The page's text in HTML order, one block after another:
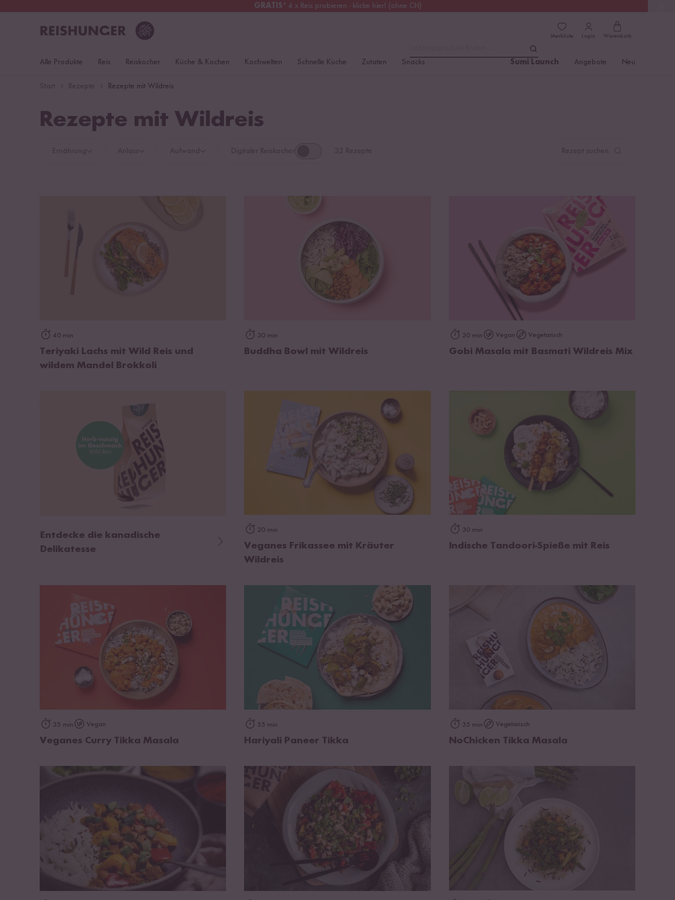
GRATIS* 4 x Reis probieren - klicke hier! (ohne CH)
Kostenloser Versand
Merkliste Login Warenkorb
Alle Produkte Reis Reiskocher Küche & Kochen Kochwelten Schnelle Küche Zutaten Snacks Sumi Launch Angebote Neu
Rezepte mit Wildreis
Rezepte mit Wildreis
40 min
Teriyaki Lachs mit Wild Reis und
wildem Mandel Brokkoli
30 min
Buddha Bowl mit Wildreis
20 min Vegan Vegetarisch
Gobi Masala mit Basmati Wildreis Mix
Entdecke die kanadische
Delikatesse
20 min
Veganes Frikassee mit Kräuter
Wildreis
30 min
Indische Tandoori-Spieße mit Reis
35 min Vegan
Veganes Curry Tikka Masala
55 min
Hariyali Paneer Tikka
35 min Vegetarisch
NoChicken Tikka Masala